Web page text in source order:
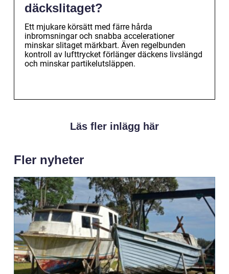
däckslitaget?
Ett mjukare körsätt med färre hårda
inbromsningar och snabba accelerationer
minskar slitaget märkbart. Även regelbunden
kontroll av lufttrycket förlänger däckens livslängd
och minskar partikelutsläppen.
Läs fler inlägg här
Fler nyheter